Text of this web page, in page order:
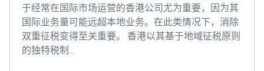
于经常在国际市场运营的香港公司尤为重要，因为其
国际业务量可能远超本地业务。在此类情况下，消除
双重征税变得至关重要。 香港以其基于地域征税原则
的独特税制...